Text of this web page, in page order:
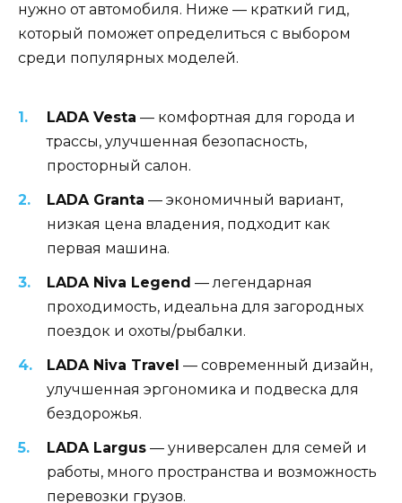
нужно от автомобиля. Ниже — краткий гид,
который поможет определиться с выбором
среди популярных моделей.
LADA Vesta — комфортная для города и
трассы, улучшенная безопасность,
просторный салон.
LADA Granta — экономичный вариант,
низкая цена владения, подходит как
первая машина.
LADA Niva Legend — легендарная
проходимость, идеальна для загородных
поездок и охоты/рыбалки.
LADA Niva Travel — современный дизайн,
улучшенная эргономика и подвеска для
бездорожья.
LADA Largus — универсален для семей и
работы, много пространства и возможность
перевозки грузов.